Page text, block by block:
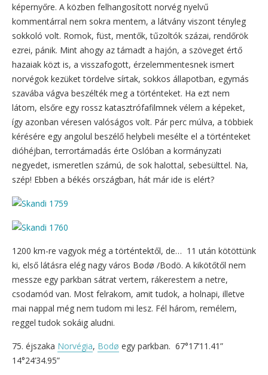
képernyőre. A közben felhangosított norvég nyelvű
kommentárral nem sokra mentem, a látvány viszont tényleg
sokkoló volt. Romok, füst, mentők, tűzoltók százai, rendőrök
ezrei, pánik. Mint ahogy az támadt a hajón, a szöveget értő
hazaiak közt is, a visszafogott, érzelemmentesnek ismert
norvégok kezüket tördelve sírtak, sokkos állapotban, egymás
szavába vágva beszélték meg a történteket. Ha ezt nem
látom, elsőre egy rossz katasztrófafilmnek vélem a képeket,
így azonban véresen valóságos volt. Pár perc múlva, a többiek
kérésére egy angolul beszélő helybeli mesélte el a történteket
dióhéjban, terrortámadás érte Oslóban a kormányzati
negyedet, ismeretlen számú, de sok halottal, sebesülttel. Na,
szép! Ebben a békés országban, hát már ide is elért?
1200 km-re vagyok még a történtektől, de… 11 után kötöttünk
ki, első látásra elég nagy város Bodø /Bodö. A kikötőtől nem
messze egy parkban sátrat vertem, rákerestem a netre,
csodamód van. Most felrakom, amit tudok, a holnapi, illetve
mai nappal még nem tudom mi lesz. Fél három, remélem,
reggel tudok sokáig aludni.
75. éjszaka Norvégia, Bodø egy parkban. 67°17’11.41”
14°24’34.95”